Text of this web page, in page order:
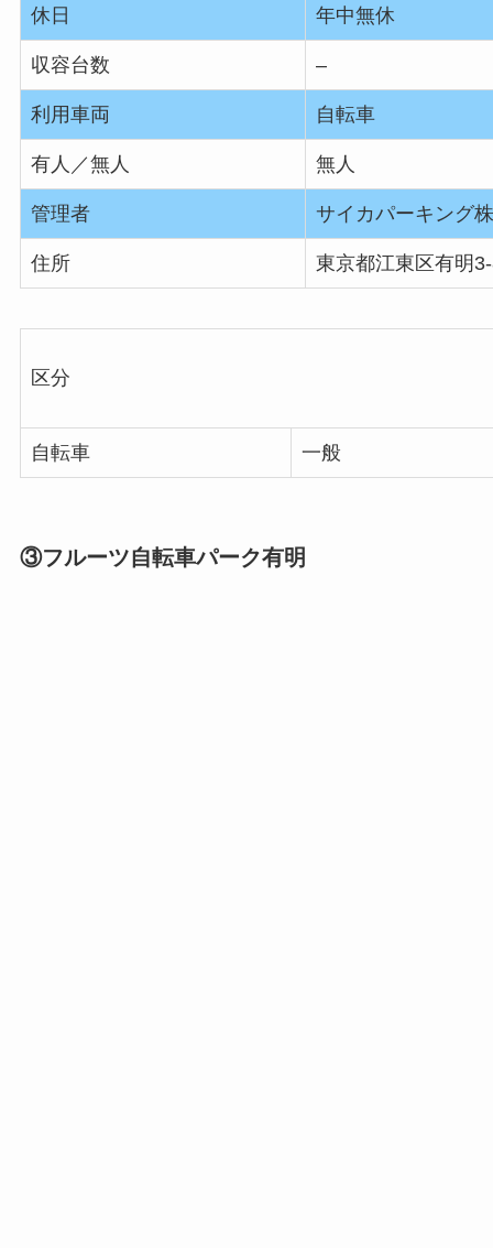
休日 年中無休
収容台数 –
利用車両 自転車
有人／無人 無人
管理者 サイカパーキング
住所 東京都江東区有明
区分
自転車 一般
③フルーツ自転車パーク有明